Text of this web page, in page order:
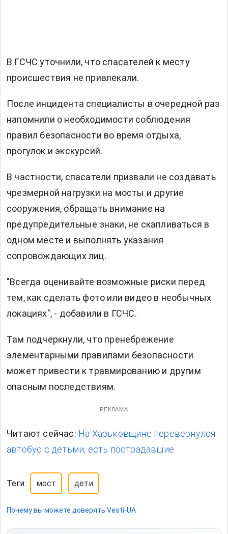
В ГСЧС уточнили, что спасателей к месту
происшествия не привлекали.
После инцидента специалисты в очередной раз
напомнили о необходимости соблюдения
правил безопасности во время отдыха,
прогулок и экскурсий.
В частности, спасатели призвали не создавать
чрезмерной нагрузки на мосты и другие
сооружения, обращать внимание на
предупредительные знаки, не скапливаться в
одном месте и выполнять указания
сопровождающих лиц.
"Всегда оценивайте возможные риски перед
тем, как сделать фото или видео в необычных
локациях", - добавили в ГСЧС.
Там подчеркнули, что пренебрежение
элементарными правилами безопасности
может привести к травмированию и другим
опасным последствиям.
РЕКЛАМА
Читают сейчас: На Харьковщине перевернулся
автобус с детьми, есть пострадавшие.
Теги: мост дети
Почему вы можете доверять Vesti-UA